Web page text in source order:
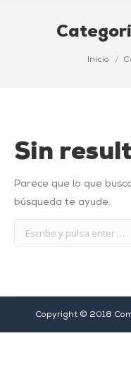
Inicio
Sin
Parece que lo que
búsqueda te ayude.
Copyright © 2018